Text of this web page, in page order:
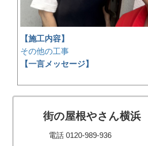
【施工内容】
その他の工事
【一言メッセージ】
街の屋根やさん横浜
電話 0120-989-936